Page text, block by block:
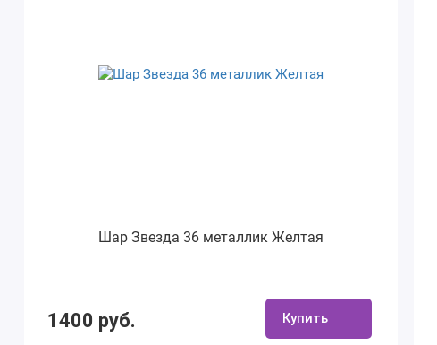
Шар Звезда 36 металлик Желтая
1400 руб. Купить